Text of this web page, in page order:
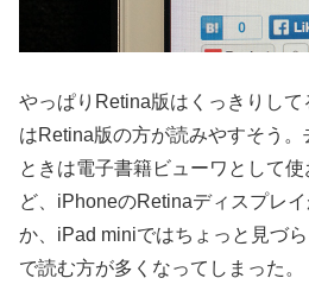
やっぱりRetina版はくっきりして
はRetina版の方が読みやすそう
ときは電子書籍ビューワとして
ど、iPhoneのRetinaディスプレ
か、iPad miniではちょっと見づ
で読む方が多くなってしまった。